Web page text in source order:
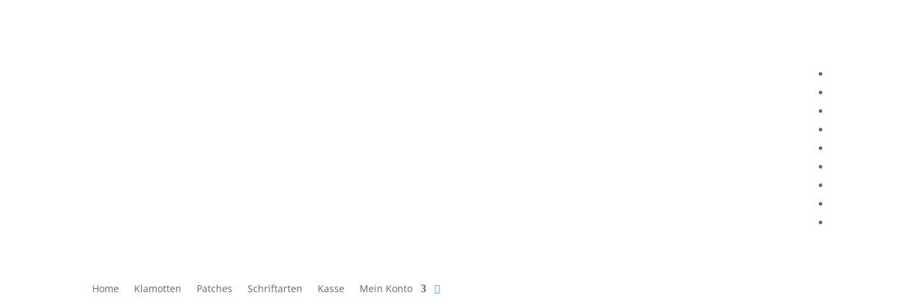
Home Klamotten Patches Schriftarten Kasse Mein Konto